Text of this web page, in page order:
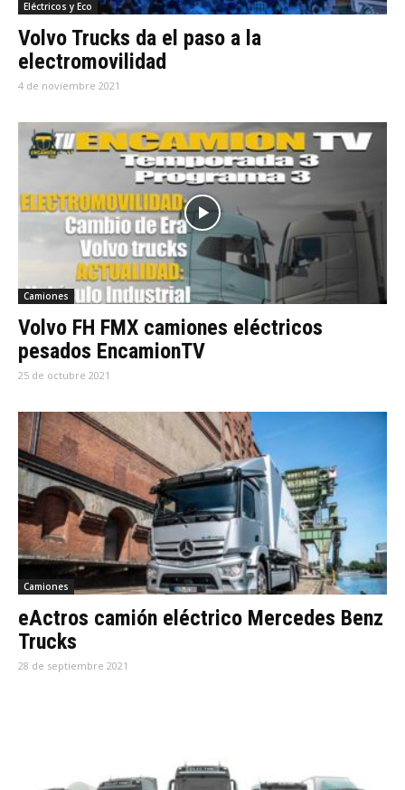
Eléctricos y Eco
Volvo Trucks da el paso a la
electromovilidad
4 de noviembre 2021
Camiones
Volvo FH FMX camiones eléctricos
pesados EncamionTV
25 de octubre 2021
Camiones
eActros camión eléctrico Mercedes Benz
Trucks
28 de septiembre 2021